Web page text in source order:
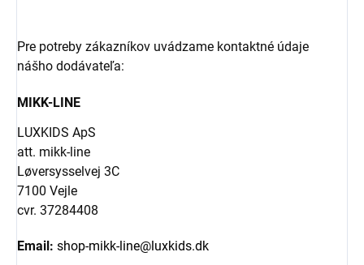
Pre potreby zákazníkov uvádzame kontaktné údaje
nášho dodávateľa:
MIKK-LINE
LUXKIDS ApS
att. mikk-line
Løversysselvej 3C
7100 Vejle
cvr. 37284408
Email: shop-mikk-line@luxkids.dk